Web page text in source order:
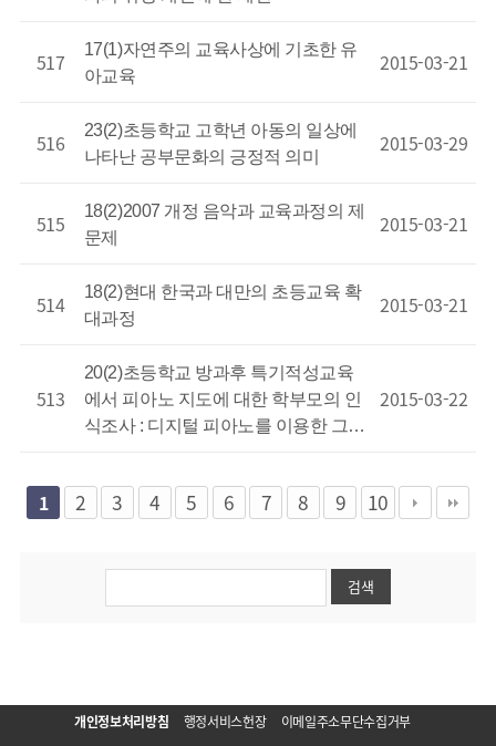
517
17(1)자연주의 교육사상에 기초한 유
아교육
2015-03-21
516
23(2)초등학교 고학년 아동의 일상에
나타난 공부문화의 긍정적 의미
2015-03-29
515
18(2)2007 개정 음악과 교육과정의 제
문제
2015-03-21
514
18(2)현대 한국과 대만의 초등교육 확
대과정
2015-03-21
513
20(2)초등학교 방과후 특기적성교육
에서 피아노 지도에 대한 학부모의 인
식조사 : 디지털 피아노를 이용한 그…
2015-03-22
1 2 3 4 5 6 7 8 9 10
개인정보처리방침 행정서비스헌장
이메일주소무단수집거부